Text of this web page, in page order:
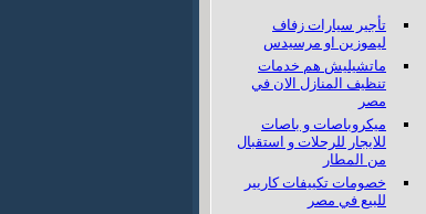
تأجير سيارات زفاف
ليموزين او مرسيدس
ماتشيليش هم خدمات
تنظيف المنازل الان في
مصر
ميكروباصات و باصات
للايجار للرحلات و استقبال
من المطار
خصومات تكييفات كاريير
للبيع في مصر